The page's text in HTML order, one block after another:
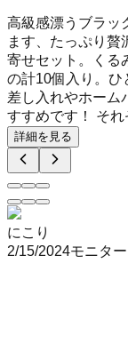
高級感漂うブラッ
ます、たっぷり贅
寄せセット。くる
の計10個入り。ひ
差し入れやホーム
すすめです！ それ
詳細を見る
にこり
2/15/2024モニター